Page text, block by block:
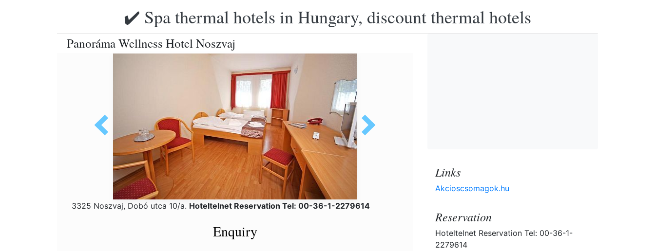
✔️ Spa thermal hotels in Hungary, discount thermal hotels
Panoráma Wellness Hotel Noszvaj
3325 Noszvaj, Dobó utca 10/a. Hoteltelnet Reservation Tel: 00-36-1-2279614
Enquiry
Links
Akcioscsomagok.hu
Reservation
Hoteltelnet Reservation Tel: 00-36-1-
2279614